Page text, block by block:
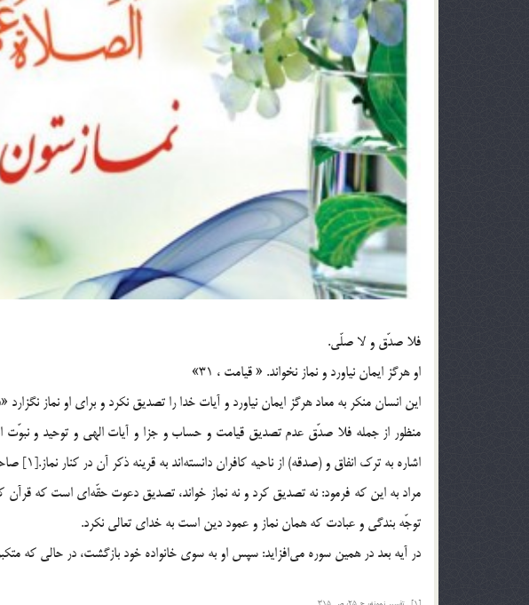
فلا صدّق و لا صلّي.
او هرگز ايمان نياورد و نماز نخواند. « قيامت ، 31»
اين انسان منكر به معاد هرگز ايمان نياورد و آيات خدا را تصديق نكرد و براي او نماز
منظور از جمله فلا صدّق عدم تصديق قيامت و حساب و جزا و آيات الهي و توحيد و نبوّت
اشاره به ترك انفاق و (صدقه) از ناحيه كافران دانسته‌اند به قرينه ذكر آن در كنار نماز.[1] صاحب الميزان مي‌فرمايد:
مراد به اين كه فرمود: نه تصديق كرد و نه نماز خواند، تصديق دعوت حقّه‌اي است كه
توجّه بندگي و عبادت كه همان نماز و عمود دين است به خداي تعالي نكرد.
در آيه بعد در همين سوره مي‌افزايد: سپس او به سوي خانواده خود بازگشت، در حالي كه